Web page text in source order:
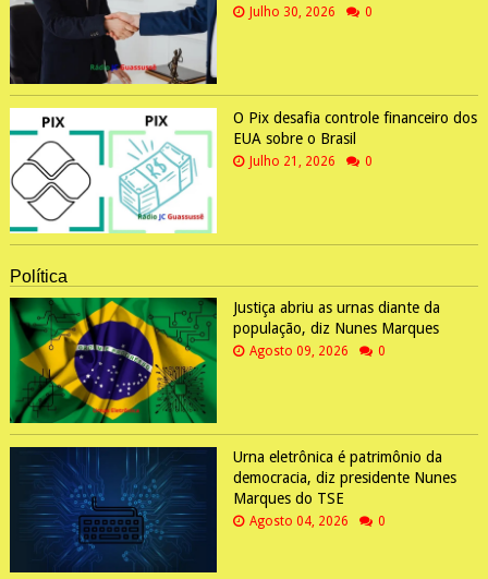
Julho 30, 2026 0
O Pix desafia controle financeiro dos
EUA sobre o Brasil
Julho 21, 2026 0
Política
Justiça abriu as urnas diante da
população, diz Nunes Marques
Agosto 09, 2026 0
Urna eletrônica é patrimônio da
democracia, diz presidente Nunes
Marques do TSE
Agosto 04, 2026 0